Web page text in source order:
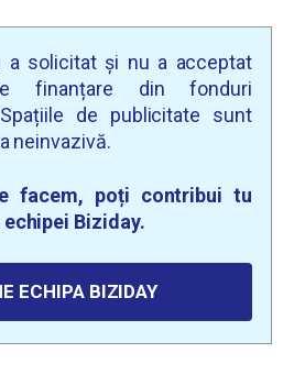
a solicitat și nu a acceptat
finanțare din fonduri
de publicitate sunt
neinvazivă.
facem, poți contribui tu
Biziday.
ECHIPA BIZIDAY